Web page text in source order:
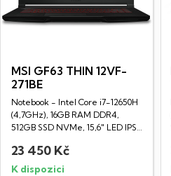
MSI GF63 THIN 12VF-
271BE
Notebook - Intel Core i7-12650H
(4,7GHz), 16GB RAM DDR4,
512GB SSD NVMe, 15,6" LED IPS
23 450 Kč
K dispozici